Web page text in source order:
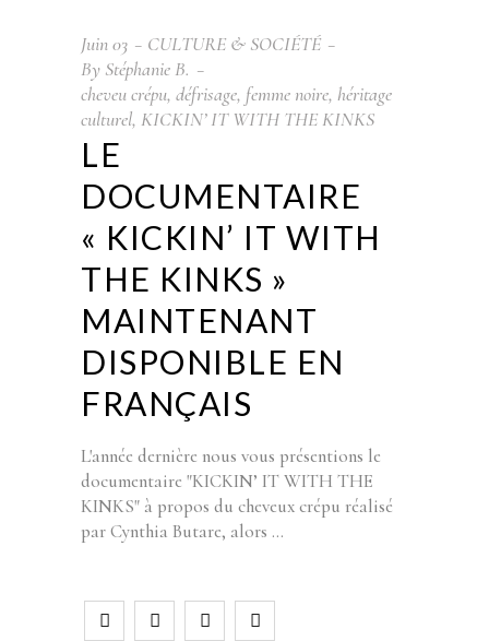
Juin03
CULTURE & SOCIÉTÉ
By Stéphanie B.
cheveu crépu, défrisage, femme noire, héritage
culturel, KICKIN’ IT WITH THE KINKS
LE
DOCUMENTAIRE
« KICKIN’ IT WITH
THE KINKS »
MAINTENANT
DISPONIBLE EN
FRANÇAIS
L'année dernière nous vous présentions le
documentaire "KICKIN’ IT WITH THE
KINKS" à propos du cheveux crépu réalisé
par Cynthia Butare, alors